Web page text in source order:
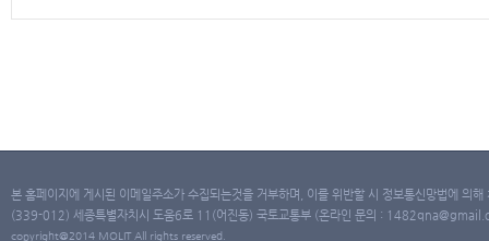
본 홈페이지에 게시된 이메일주소가 수집되는것을 거부하며, 이를 위반할 시 정보통신망법에 의
(339-012) 세종특별자치시 도움6로 11(어진동) 국토교통부 (온라인 문의 :
copyright@2014 MOLIT All rights reserved.